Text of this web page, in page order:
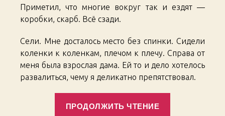
Приметил, что многие вокруг так и ездят —
коробки, скарб. Всё сзади.
Сели. Мне досталось место без спинки. Сидели
коленки к коленкам, плечом к плечу. Справа от
меня была взрослая дама. Ей то и дело хотелось
развалиться, чему я деликатно препятствовал.
ПРОДОЛЖИТЬ ЧТЕНИЕ